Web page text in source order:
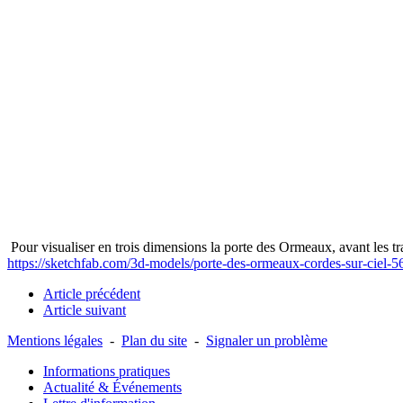
Pour visualiser en trois dimensions la porte des Ormeaux, avant les
https://sketchfab.com/3d-models/porte-des-ormeaux-cordes-sur-ciel-
Article précédent
Article suivant
Mentions légales - Plan du site - Signaler un problème
Informations pratiques
Actualité & Événements